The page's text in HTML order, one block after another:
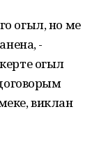
огыл, но ме
-
огыл
виклан